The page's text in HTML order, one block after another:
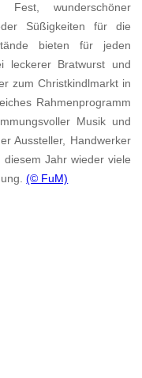
wunderschöner
Süßigkeiten für die
bieten für jeden
leckerer Bratwurst und
zum Christkindlmarkt in
Rahmenprogramm
Musik und
Aussteller, Handwerker
Jahr wieder viele
(© FuM)